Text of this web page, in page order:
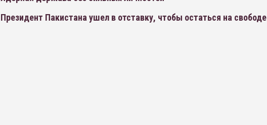
Президент Пакистана ушел в отставку, чтобы остаться на свободе